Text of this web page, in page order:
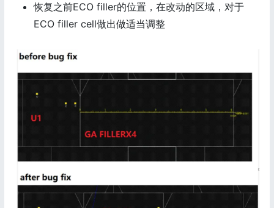
恢复之前ECO filler的位置，在改动的区域，对于
ECO filler cell做出做适当调整